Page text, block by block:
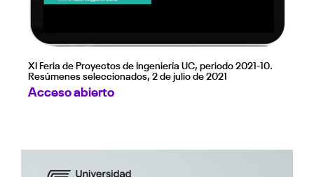
XI Feria de Proyectos de Ingeniería UC, periodo 2021-10.
Resúmenes seleccionados, 2 de julio de 2021
Acceso abierto